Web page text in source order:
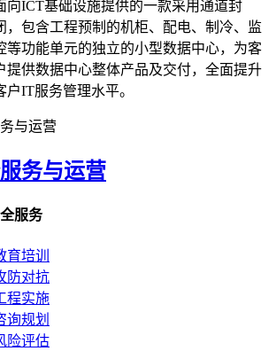
向ICT基础设施提供的一款采用通道封
，包含工程预制的机柜、配电、制冷、监
等功能单元的独立的小型数据中心，为客
提供数据中心整体产品及交付，全面提升
户IT服务管理水平。
与运营
务与运营
服务
育培训
防对抗
程实施
询规划
险评估